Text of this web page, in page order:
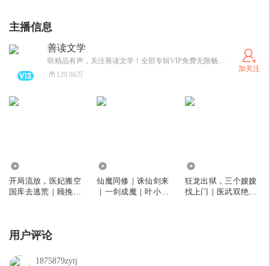
主播信息
善读文学
听精品有声，关注善读文学！全部专辑VIP免费无限畅听！
129.86万
加关注
开局流放，医妃搬空
国库去逃荒｜顾挽月
仙魔同修｜诛仙剑来
｜一剑成魔｜叶小川
狂龙出狱，三个嫂嫂
找上门｜医武双绝｜
用户评论
1875879zytj